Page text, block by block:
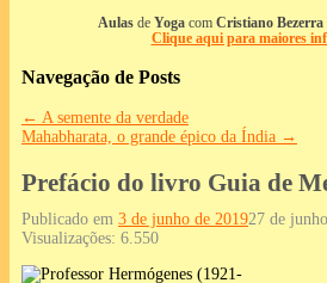
Aulas de Yoga com Cristiano Bezerra
Clique aqui para maiores
Navegação de Posts
← A semente da verdade
Mahabharata, o grande épico da Índia →
Prefácio do livro Guia de
Publicado em 3 de junho de 201927 de
Visualizações: 6.550